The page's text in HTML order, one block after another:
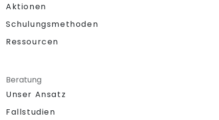
Aktionen
Schulungsmethoden
Ressourcen
Beratung
Unser Ansatz
Fallstudien